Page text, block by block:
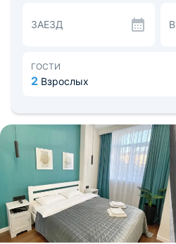
В пешей доступности проспект
Покорителям Арктики, Музей
- 25,4 км, до железнодорожного
ЗАЕЗД
ГОСТИ
2 Взрослых